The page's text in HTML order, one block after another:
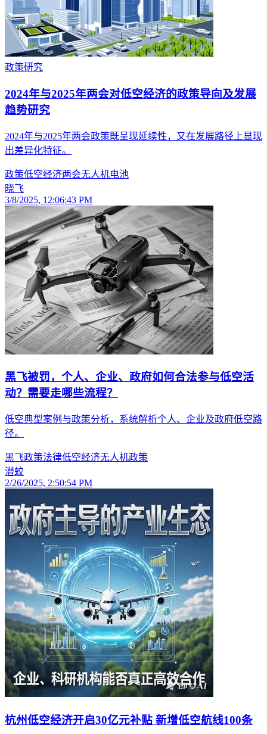
政策研究
2024年与2025年两会对低空经济的政策导向及发展
趋势研究
2024年与2025年两会政策既呈现延续性，又在发展路径上显现
出差异化特征。
政策低空经济两会无人机电池
晓飞
3/8/2025, 12:06:43 PM
黑飞被罚，个人、企业、政府如何合法参与低空活
动？需要走哪些流程？
低空典型案例与政策分析，系统解析个人、企业及政府低空路
径。
黑飞政策法律低空经济无人机政策
潜蛟
2/26/2025, 2:50:54 PM
杭州低空经济开启30亿元补贴 新增低空航线100条